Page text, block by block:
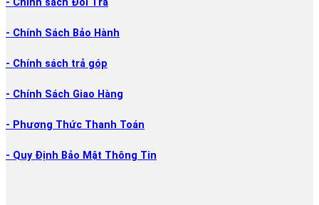
- Chính Sách Bảo Hành
- Chính sách trả góp
- Chính Sách Giao Hàng
- Phương Thức Thanh Toán
- Quy Định Bảo Mật Thông Tin